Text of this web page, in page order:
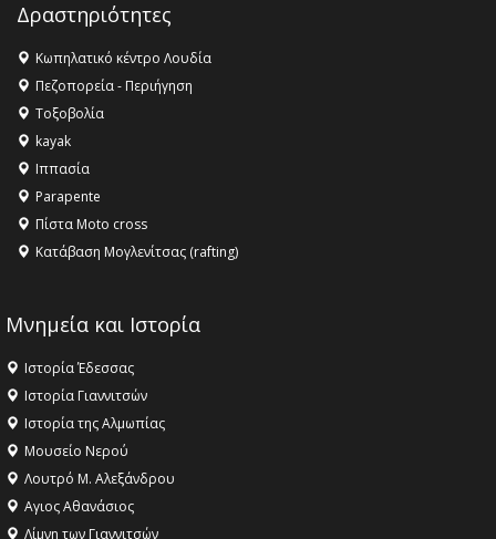
Δραστηριότητες
Κωπηλατικό κέντρο Λουδία
Πεζοπορεία - Περιήγηση
Τοξοβολία
kayak
Ιππασία
Parapente
Πίστα Moto cross
Κατάβαση Μογλενίτσας (rafting)
Μνημεία και Ιστορία
Ιστορία Έδεσσας
Ιστορία Γιαννιτσών
Ιστορία της Αλμωπίας
Μουσείο Νερού
Λουτρό Μ. Αλεξάνδρου
Αγιος Αθανάσιος
Λίμνη των Γιαννιτσών